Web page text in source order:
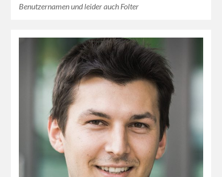
Benutzernamen und leider auch Folter